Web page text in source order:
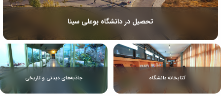
تحصیل در دانشگاه بوعلی سینا
کتابخانه دانشگاه جاذبه‌های دیدنی و تاریخی